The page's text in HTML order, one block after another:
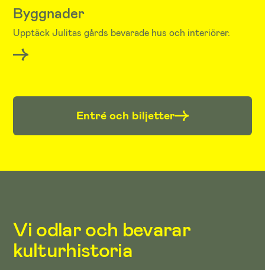
Byggnader
Upptäck Julitas gårds bevarade hus och interiörer.
Entré och biljetter
Vi odlar och bevarar
kulturhistoria